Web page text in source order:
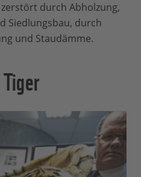
durch Abholzung,
Siedlungsbau, durch
und Staudämme.